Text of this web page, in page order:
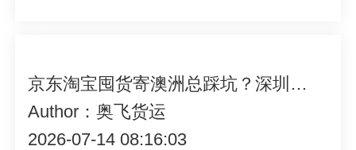
京东淘宝囤货寄澳洲总踩坑？深圳奥飞货运重新定义澳洲集运体验
Author：奥飞货运
2026-07-14 08:16:03